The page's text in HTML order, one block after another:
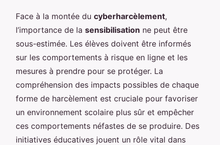
Face à la montée du cyberharcèlement,
l’importance de la sensibilisation ne peut être
sous-estimée. Les élèves doivent être informés
sur les comportements à risque en ligne et les
mesures à prendre pour se protéger. La
compréhension des impacts possibles de chaque
forme de harcèlement est cruciale pour favoriser
un environnement scolaire plus sûr et empêcher
ces comportements néfastes de se produire. Des
initiatives éducatives jouent un rôle vital dans